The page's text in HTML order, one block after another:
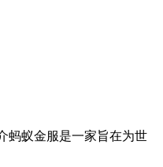
蚂蚁金服是一家旨在为世